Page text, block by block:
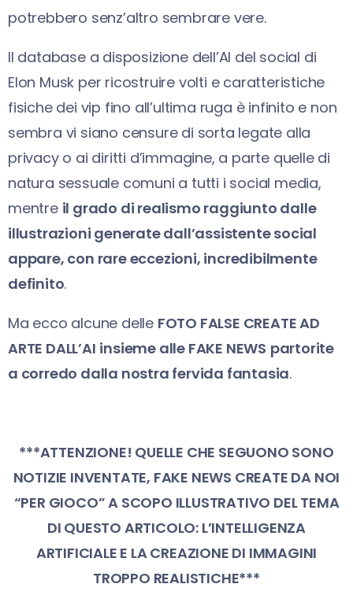
potrebbero senz’altro sembrare vere.
Il database a disposizione dell’AI del social di
Elon Musk per ricostruire volti e caratteristiche
fisiche dei vip fino all’ultima ruga è infinito e non
sembra vi siano censure di sorta legate alla
privacy o ai diritti d’immagine, a parte quelle di
natura sessuale comuni a tutti i social media,
mentre il grado di realismo raggiunto dalle
illustrazioni generate dall’assistente social
appare, con rare eccezioni, incredibilmente
definito.
Ma ecco alcune delle FOTO FALSE CREATE AD
ARTE DALL’AI insieme alle FAKE NEWS partorite
a corredo dalla nostra fervida fantasia.
***ATTENZIONE! QUELLE CHE SEGUONO SONO
NOTIZIE INVENTATE, FAKE NEWS CREATE DA NOI
“PER GIOCO” A SCOPO ILLUSTRATIVO DEL TEMA
DI QUESTO ARTICOLO: L’INTELLIGENZA
ARTIFICIALE E LA CREAZIONE DI IMMAGINI
TROPPO REALISTICHE***